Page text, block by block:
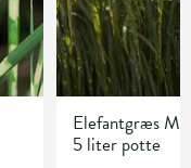
Elefantgræs
5 liter potte